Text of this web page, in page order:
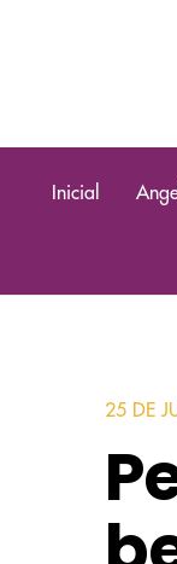
Inicial
25 DE